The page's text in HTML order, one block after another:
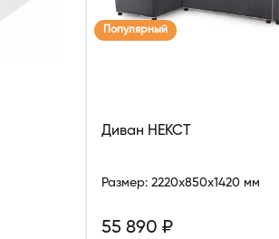
Популярный
Диван НЕКСТ
Размер: 2220x850x1420 мм
55 890 ₽